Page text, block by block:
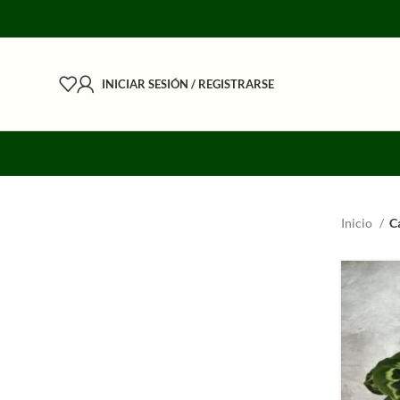
INICIAR SESIÓN / REGISTRARSE
Inicio